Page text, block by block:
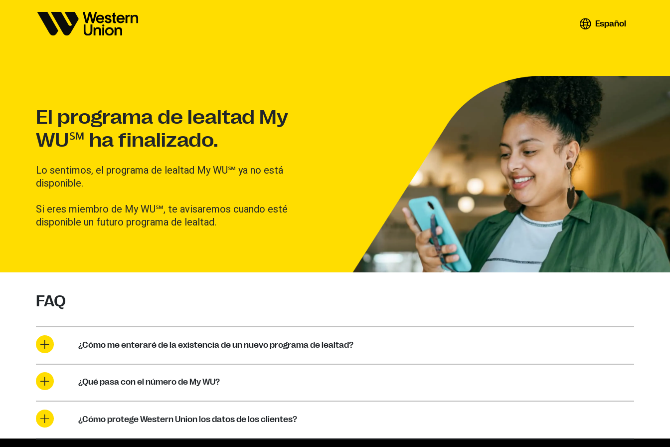
Español
El programa de lealtad My
WU℠ ha finalizado.
Lo sentimos, el programa de lealtad My WU℠ ya no está
disponible.
Si eres miembro de My WU℠, te avisaremos cuando esté
disponible un futuro programa de lealtad.
FAQ
¿Cómo me enteraré de la existencia de un nuevo programa de lealtad?
¿Qué pasa con el número de My WU?
¿Cómo protege Western Union los datos de los clientes?